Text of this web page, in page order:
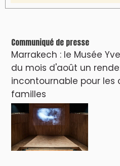
Communiqué de presse
Marrakech : le Musée
du mois d'août un
incontournable pour les
familles